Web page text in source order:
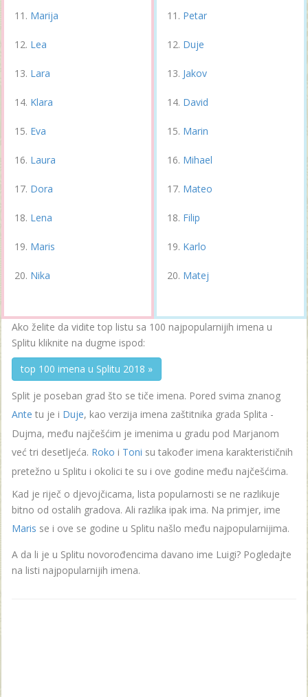
Marija
Lea
Lara
Klara
Eva
Laura
Dora
Lena
Maris
Nika
Petar
Duje
Jakov
David
Marin
Mihael
Mateo
Filip
Karlo
Matej
Ako želite da vidite top listu sa 100 najpopularnijih imena u
Splitu kliknite na dugme ispod:
top 100 imena u Splitu 2018 »
Split je poseban grad što se tiče imena. Pored svima znanog
Ante tu je i Duje, kao verzija imena zaštitnika grada Splita -
Dujma, među najčešćim je imenima u gradu pod Marjanom
već tri desetljeća. Roko i Toni su također imena karakterističnih
pretežno u Splitu i okolici te su i ove godine među najčešćima.
Kad je riječ o djevojčicama, lista popularnosti se ne razlikuje
bitno od ostalih gradova. Ali razlika ipak ima. Na primjer, ime
Maris se i ove se godine u Splitu našlo među najpopularnijima.
A da li je u Splitu novorođencima davano ime Luigi? Pogledajte
na listi najpopularnijih imena.